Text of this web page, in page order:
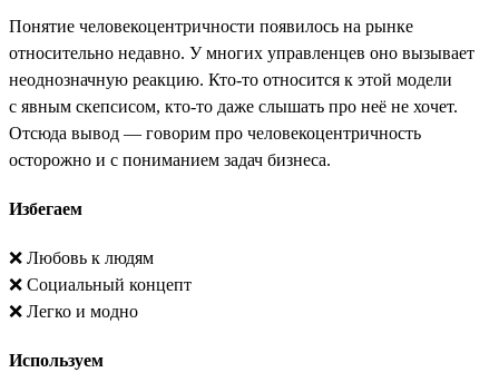
Понятие человекоцентричности появилось на рынке
относительно недавно. У многих управленцев оно вызывает
неоднозначную реакцию. Кто-то относится к этой модели
с явным скепсисом, кто-то даже слышать про неё не хочет.
Отсюда вывод — говорим про человекоцентричность
осторожно и с пониманием задач бизнеса.
Избегаем
❌ Любовь к людям
❌ Социальный концепт
❌ Легко и модно
Используем